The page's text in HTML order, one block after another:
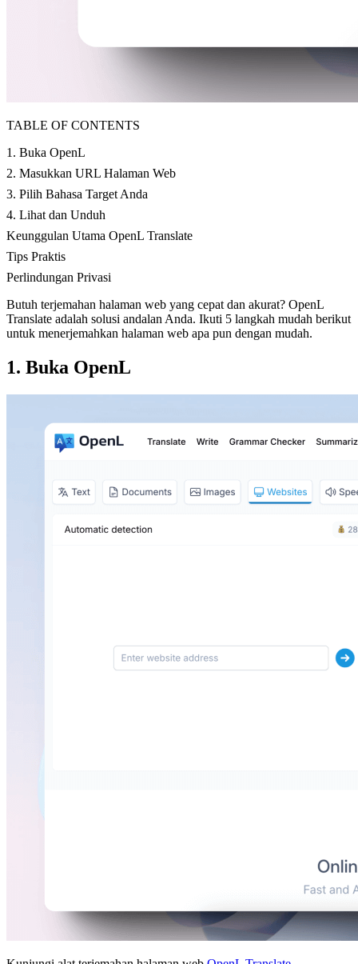
TABLE OF CONTENTS
1. Buka OpenL
2. Masukkan URL Halaman Web
3. Pilih Bahasa Target Anda
4. Lihat dan Unduh
Keunggulan Utama OpenL Translate
Tips Praktis
Perlindungan Privasi
Butuh terjemahan halaman web yang cepat dan akurat? OpenL
Translate adalah solusi andalan Anda. Ikuti 5 langkah mudah berikut
untuk menerjemahkan halaman web apa pun dengan mudah.
1. Buka OpenL